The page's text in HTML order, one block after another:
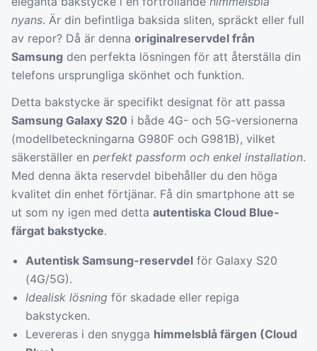
nyans. Är din befintliga baksida sliten, spräckt eller full
av repor? Då är denna originalreservdel från
Samsung den perfekta lösningen för att återställa din
telefons ursprungliga skönhet och funktion.
Detta bakstycke är specifikt designat för att passa
Samsung Galaxy S20 i både 4G- och 5G-versionerna
(modellbeteckningarna G980F och G981B), vilket
säkerställer en perfekt passform och enkel installation.
Med denna äkta reservdel bibehåller du den höga
kvalitet din enhet förtjänar. Få din smartphone att se
ut som ny igen med detta autentiska Cloud Blue-
färgat bakstycke.
Autentisk Samsung-reservdel för Galaxy S20
(4G/5G).
Idealisk lösning för skadade eller repiga
bakstycken.
Levereras i den snygga himmelsblå färgen (Cloud